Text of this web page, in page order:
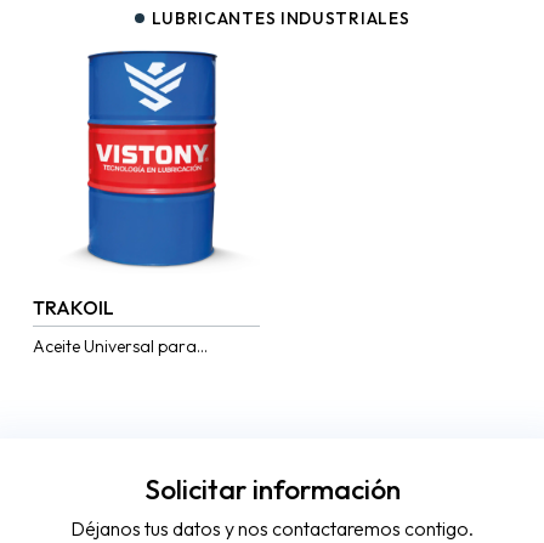
LUBRICANTES INDUSTRIALES
TRAKOIL
Aceite Universal para
Solicitar información
Déjanos tus datos y nos contactaremos contigo.